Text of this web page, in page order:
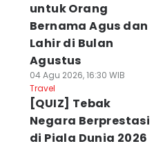
untuk Orang
Bernama Agus dan
Lahir di Bulan
Agustus
04 Agu 2026, 16:30 WIB
Travel
[QUIZ] Tebak
Negara Berprestasi
di Piala Dunia 2026